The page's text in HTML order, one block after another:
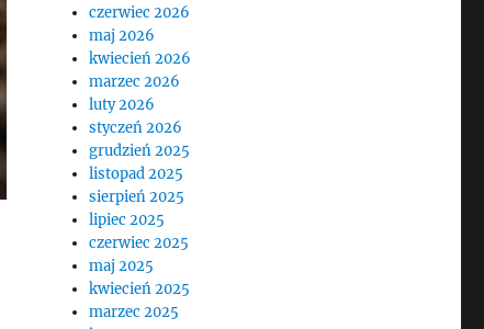
czerwiec 2026
maj 2026
kwiecień 2026
marzec 2026
luty 2026
styczeń 2026
grudzień 2025
listopad 2025
sierpień 2025
lipiec 2025
czerwiec 2025
maj 2025
kwiecień 2025
marzec 2025